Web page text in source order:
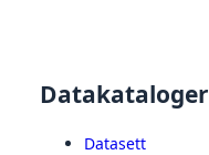
Datakataloger
Datasett